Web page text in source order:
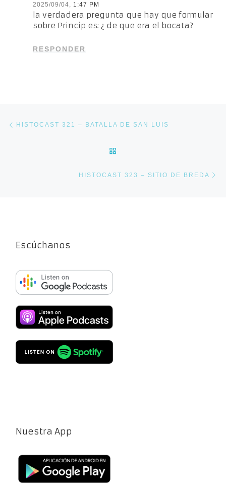
2025/09/04, 1:47 PM
la verdadera pregunta que hay que formular
sobre Princip es: ¿ de que era el bocata?
RESPONDER
Navegación de entradas
HISTOCAST 321 – BATALLA DE SAN LUIS
HISTOCAST 323 – SITIO DE BREDA
Escúchanos
Nuestra App